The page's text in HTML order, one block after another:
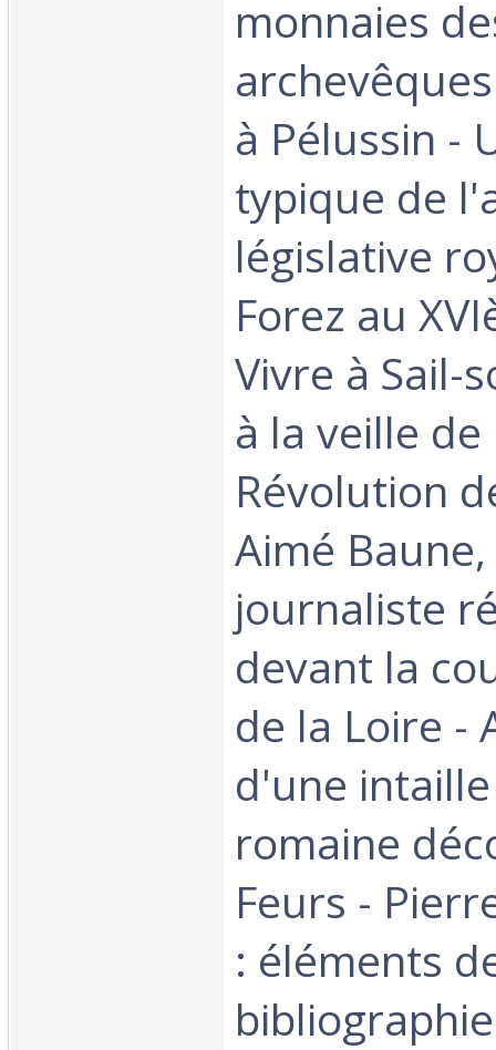
monnaies
à Pélussin -
typique de
législative
Forez au
Vivre à Sail-
à la veille de
Révolution
Aimé
journaliste
devant la
de la Loire -
d'une
romaine
Feurs -
: éléments
bibliographie‎